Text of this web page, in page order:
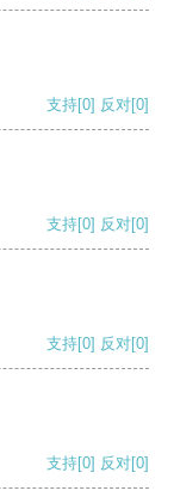
支持[0] 反对[0]
支持[0] 反对[0]
支持[0] 反对[0]
支持[0] 反对[0]